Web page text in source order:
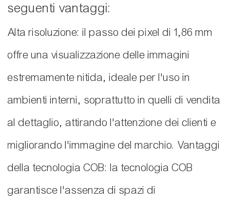
seguenti vantaggi:
Alta risoluzione: il passo dei pixel di 1,86 mm
offre una visualizzazione delle immagini
estremamente nitida, ideale per l'uso in
ambienti interni, soprattutto in quelli di vendita
al dettaglio, attirando l'attenzione dei clienti e
migliorando l'immagine del marchio. Vantaggi
della tecnologia COB: la tecnologia COB
garantisce l'assenza di spazi di